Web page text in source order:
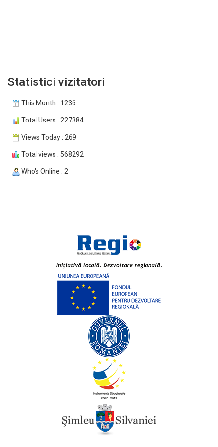
Statistici vizitatori
This Month : 1236
Total Users : 227384
Views Today : 269
Total views : 568292
Who's Online : 2